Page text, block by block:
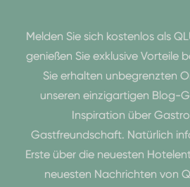
Melden Sie sich kostenlos als
genießen Sie exklusive Vorteile
Sie erhalten unbegrenzten
unseren einzigartigen Blog-
Inspiration über
Gastfreundschaft. Natürlich
Erste über die neuesten
neuesten Nachrichten von